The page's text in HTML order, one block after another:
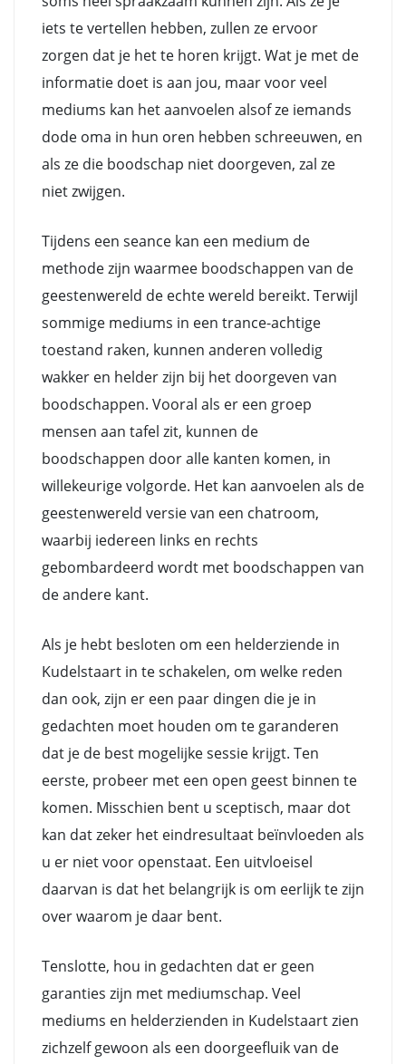
iets te vertellen hebben, zullen ze ervoor
zorgen dat je het te horen krijgt. Wat je met de
informatie doet is aan jou, maar voor veel
mediums kan het aanvoelen alsof ze iemands
dode oma in hun oren hebben schreeuwen, en
als ze die boodschap niet doorgeven, zal ze
niet zwijgen.
Tijdens een seance kan een medium de
methode zijn waarmee boodschappen van de
geestenwereld de echte wereld bereikt. Terwijl
sommige mediums in een trance-achtige
toestand raken, kunnen anderen volledig
wakker en helder zijn bij het doorgeven van
boodschappen. Vooral als er een groep
mensen aan tafel zit, kunnen de
boodschappen door alle kanten komen, in
willekeurige volgorde. Het kan aanvoelen als de
geestenwereld versie van een chatroom,
waarbij iedereen links en rechts
gebombardeerd wordt met boodschappen van
de andere kant.
Als je hebt besloten om een helderziende in
Kudelstaart in te schakelen, om welke reden
dan ook, zijn er een paar dingen die je in
gedachten moet houden om te garanderen
dat je de best mogelijke sessie krijgt. Ten
eerste, probeer met een open geest binnen te
komen. Misschien bent u sceptisch, maar dot
kan dat zeker het eindresultaat beïnvloeden als
u er niet voor openstaat. Een uitvloeisel
daarvan is dat het belangrijk is om eerlijk te zijn
over waarom je daar bent.
Tenslotte, hou in gedachten dat er geen
garanties zijn met mediumschap. Veel
mediums en helderzienden in Kudelstaart zien
zichzelf gewoon als een doorgeefluik van de